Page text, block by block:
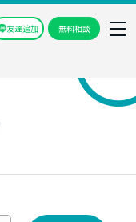
友達追加 無料相談